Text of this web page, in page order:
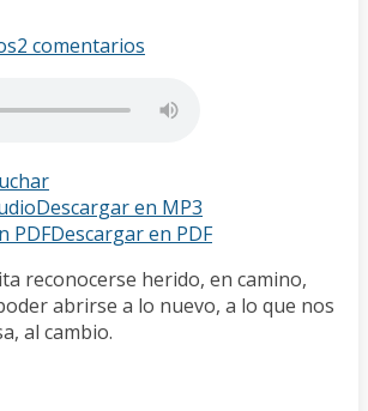
2 comentarios
Descargar en MP3
PDFDescargar en PDF
reconocerse herido, en camino,
abrirse a lo nuevo, a lo que nos
al cambio.